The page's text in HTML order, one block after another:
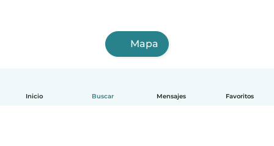
Inicio Buscar Mensajes Favoritos
Mapa